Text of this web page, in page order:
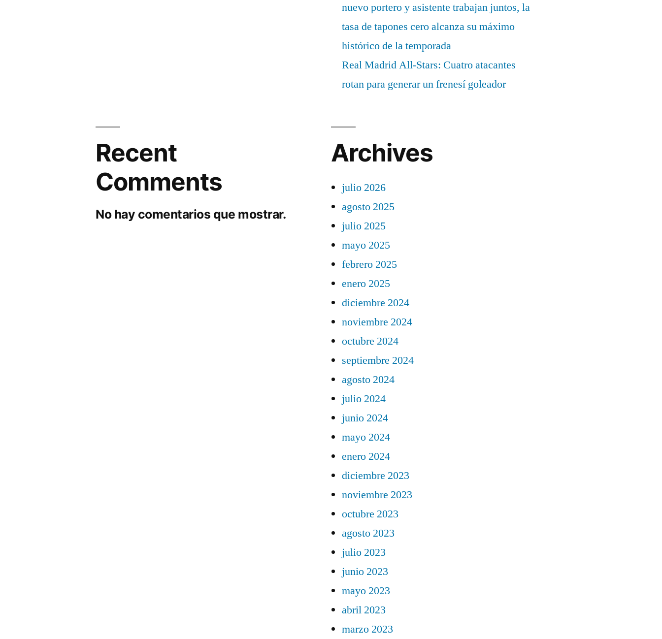
nuevo portero y asistente trabajan juntos, la
tasa de tapones cero alcanza su máximo
histórico de la temporada
Real Madrid All-Stars: Cuatro atacantes
rotan para generar un frenesí goleador
Recent
Comments
No hay comentarios que mostrar.
Archives
julio 2026
agosto 2025
julio 2025
mayo 2025
febrero 2025
enero 2025
diciembre 2024
noviembre 2024
octubre 2024
septiembre 2024
agosto 2024
julio 2024
junio 2024
mayo 2024
enero 2024
diciembre 2023
noviembre 2023
octubre 2023
agosto 2023
julio 2023
junio 2023
mayo 2023
abril 2023
marzo 2023